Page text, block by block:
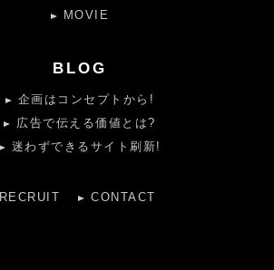
MOVIE
BLOG
企画はコンセプトから!
広告で伝える価値とは?
迷わずできるサイト刷新!
RECRUIT CONTACT